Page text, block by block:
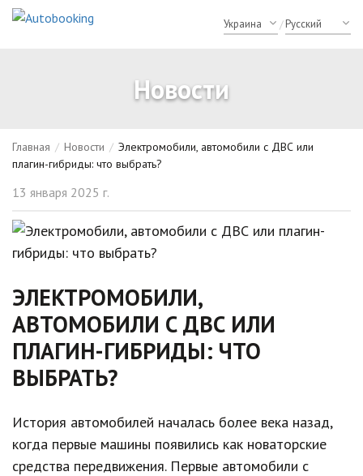
/
Новости
Главная / Новости / Электромобили, автомобили с ДВС или
плагин-гибриды: что выбрать?
13 января 2025 г.
ЭЛЕКТРОМОБИЛИ,
АВТОМОБИЛИ С ДВС ИЛИ
ПЛАГИН-ГИБРИДЫ: ЧТО
ВЫБРАТЬ?
История автомобилей началась более века назад,
когда первые машины появились как новаторские
средства передвижения. Первые автомобили с